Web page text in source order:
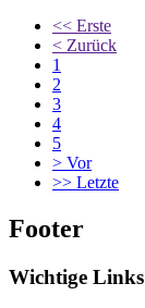
<< Erste
< Zurück
1
2
3
4
5
> Vor
>> Letzte
Footer
Wichtige Links